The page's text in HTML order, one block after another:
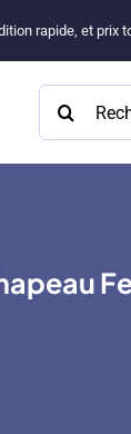
rapide, et prix
Rechercher: